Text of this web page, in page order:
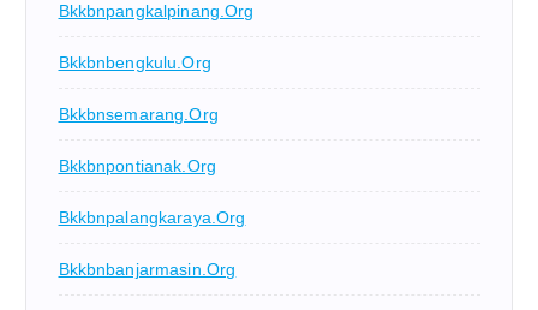
Bkkbnpangkalpinang.org
Bkkbnbengkulu.org
Bkkbnsemarang.org
Bkkbnpontianak.org
Bkkbnpalangkaraya.org
Bkkbnbanjarmasin.org